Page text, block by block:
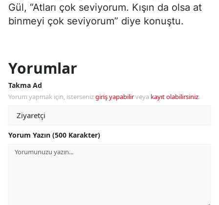
Gül, “Atları çok seviyorum. Kışın da olsa at
binmeyi çok seviyorum” diye konuştu.
Yorumlar
Takma Ad
Yorum yapmak için, istersenizgiriş yapabilirveya kayıt olabilirsiniz.
Yorum Yazın (500 Karakter)